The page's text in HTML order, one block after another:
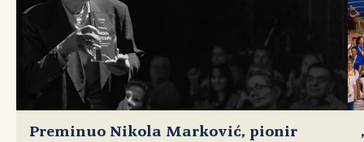
Preminuo Nikola Marković, pionir